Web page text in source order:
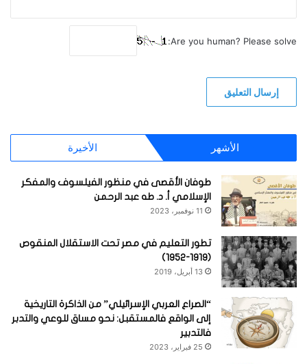
Are you human? Please solve:
الأشهر الأخيرة
طوفان الأقصى في منظور الفيلسوف والمفكر
الإسلامي أ. د. طه عبد الرحمن
11 نوفمبر، 2023
تطور التعليم في مصر تحت الاستقلال المنقوص
(1919-1952)
13 أبريل، 2019
“الصراع العربي الإسرائيلي” من الذاكرة التاريخية
إلى الواقع فالمستقبل: نحو مساق للوعي والتدبر
فالتدبير
25 فبراير، 2023